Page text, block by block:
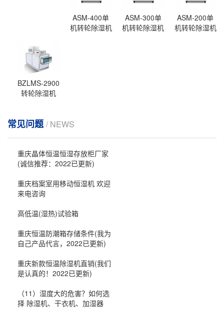
ASM-400单
机转轮除湿机
ASM-300单
机转轮除湿机
ASM-200单
机转轮除湿机
BZLMS-2900
转轮除湿机
常见问题/ NEWS
重庆晶体恒温恒湿存放柜厂家
(诚信推荐：2022已更新)
重庆档案室用移动恒湿机 欢迎
来电咨询
高低温(湿热)试验箱
重庆恒温防潮箱存储条件(我为
自己产品代言，2022已更新)
重庆新款恒温除湿机直销(我们
是认真的！2022已更新)
（11）湿度大的危害？如何选
择 除湿机、干衣机、加湿器